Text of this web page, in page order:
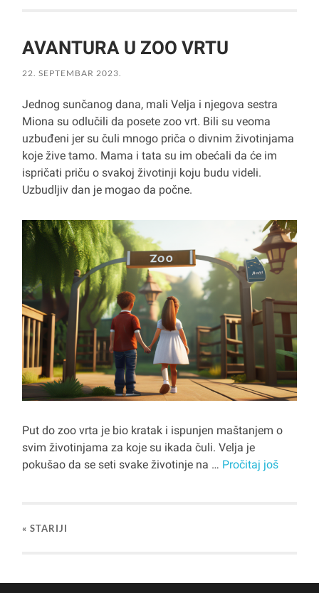
AVANTURA U ZOO VRTU
22. SEPTEMBAR 2023.
Jednog sunčanog dana, mali Velja i njegova sestra
Miona su odlučili da posete zoo vrt. Bili su veoma
uzbuđeni jer su čuli mnogo priča o divnim životinjama
koje žive tamo. Mama i tata su im obećali da će im
ispričati priču o svakoj životinji koju budu videli.
Uzbudljiv dan je mogao da počne.
Put do zoo vrta je bio kratak i ispunjen maštanjem o
svim životinjama za koje su ikada čuli. Velja je
pokušao da se seti svake životinje na … Pročitaj još
« STARIJI